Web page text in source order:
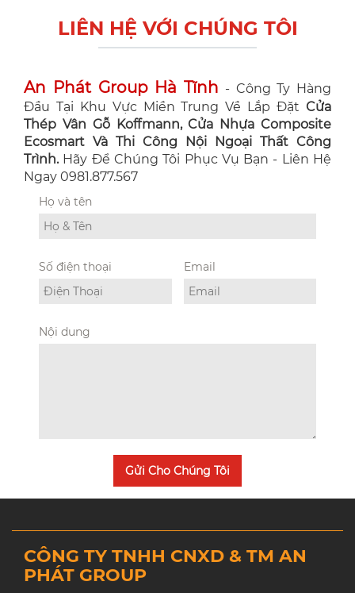
LIÊN HỆ VỚI CHÚNG TÔI
An Phát Group Hà Tĩnh - Công Ty Hàng
Đầu Tại Khu Vực Miền Trung Về Lắp Đặt Cửa
Thép Vân Gỗ Koffmann, Cửa Nhựa Composite
Ecosmart Và Thi Công Nội Ngoại Thất Công
Trình. Hãy Để Chúng Tôi Phục Vụ Bạn - Liên Hệ
Ngay 0981.877.567
Họ và tên
Số điện thoại Email
Nội dung
Gửi Cho Chúng Tôi
CÔNG TY TNHH CNXD & TM AN
PHÁT GROUP